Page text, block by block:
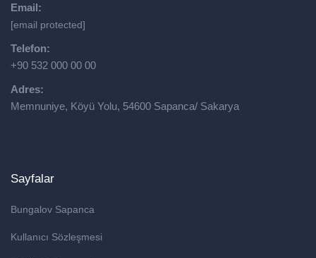
Email:
[email protected]
Telefon:
+90 532 000 00 00
Adres:
Memnuniye, Köyü Yolu, 54600 Sapanca/ Sakarya
Sayfalar
Bungalov Sapanca
Kullanıcı Sözleşmesi